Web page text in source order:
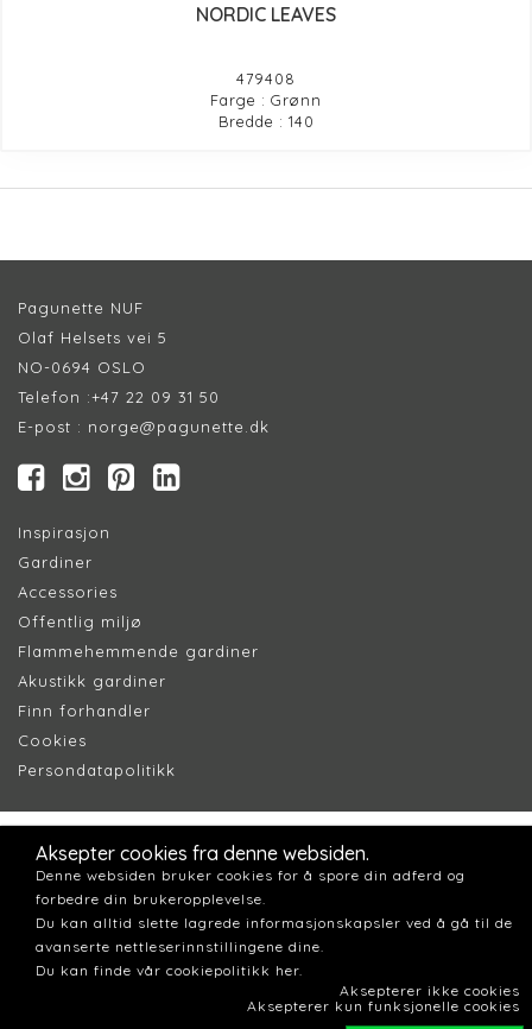
NORDIC LEAVES
479408
Farge : Grønn
Bredde : 140
Pagunette NUF
Olaf Helsets vei 5
NO-0694 OSLO
Telefon :+47 22 09 31 50
E-post : norge@pagunette.dk
Inspirasjon
Gardiner
Accessories
Offentlig miljø
Flammehemmende gardiner
Akustikk gardiner
Finn forhandler
Cookies
Persondatapolitikk
Aksepter cookies fra denne websiden.
Denne websiden bruker cookies for å spore din adferd og
forbedre din brukeropplevelse.
Du kan alltid slette lagrede informasjonskapsler ved å gå til de
avanserte nettleserinnstillingene dine.
Du kan finde vår cookiepolitikk her.
Aksepterer ikke cookies
Aksepterer kun funksjonelle cookies